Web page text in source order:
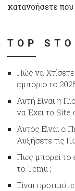
κατανοήσετε
TOP
Πώς να
εμπόριο το
Αυτή Είναι η
να Έχει το Site
Αυτός Είναι ο
Αυξήσετε τις
Πως μπορεί το
το Temu ;
Είναι